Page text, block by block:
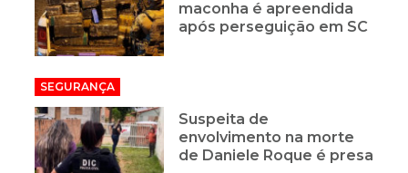
maconha é apreendida
após perseguição em SC
SEGURANÇA
Suspeita de
envolvimento na morte
de Daniele Roque é presa